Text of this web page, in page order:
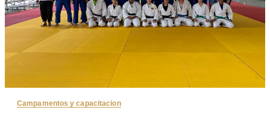
Campamentos y capacitacion